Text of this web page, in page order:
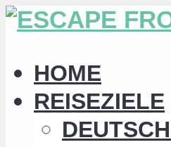
HOME
REISEZIELE